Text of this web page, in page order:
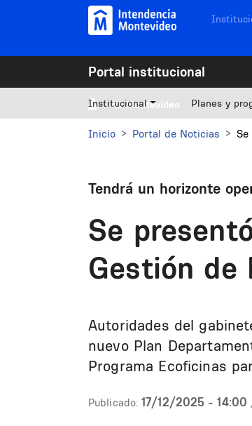
Pasar al contenido principal
Portal institucional
Mi Montevideo
Institucional Planes y
Inicio Portal de Noticias
Tendrá un horizonte
Se
Gestión de
Autoridades del
nuevo Plan
Programa Ecoficinas
Publicado: 17/12/2025 - 14:00